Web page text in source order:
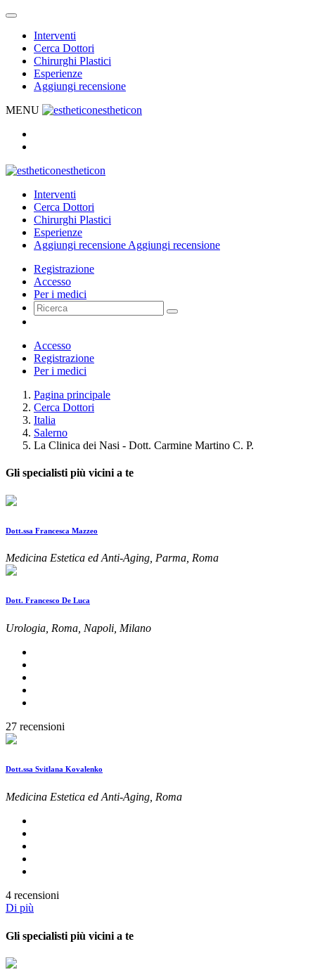
Interventi
Cerca Dottori
Chirurghi Plastici
Esperienze
Aggiungi recensione
MENU
estheticon
estheticon
Interventi
Cerca Dottori
Chirurghi Plastici
Esperienze
Aggiungi recensione Aggiungi recensione
Registrazione
Accesso
Per i medici
Accesso
Registrazione
Per i medici
Pagina principale
Cerca Dottori
Italia
Salerno
La Clinica dei Nasi - Dott. Carmine Martino C. P.
Gli specialisti più vicini a te
Dott.ssa Francesca Mazzeo
Medicina Estetica ed Anti-Aging, Parma, Roma
Dott. Francesco De Luca
Urologia, Roma, Napoli, Milano
27 recensioni
Dott.ssa Svitlana Kovalenko
Medicina Estetica ed Anti-Aging, Roma
4 recensioni
Di più
Gli specialisti più vicini a te